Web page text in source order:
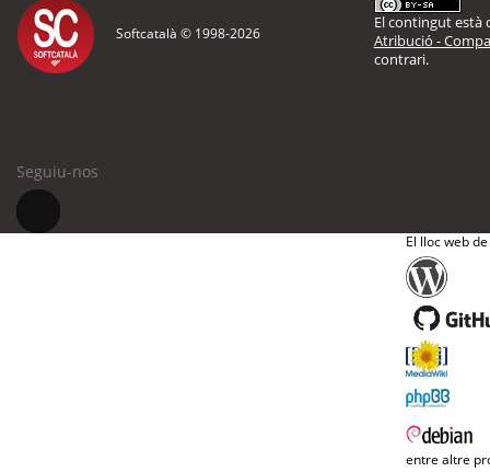
Softcatalà © 1998-2026
El contingut està
Atribució -
contrari.
Seguiu-nos
El lloc web
entre altre